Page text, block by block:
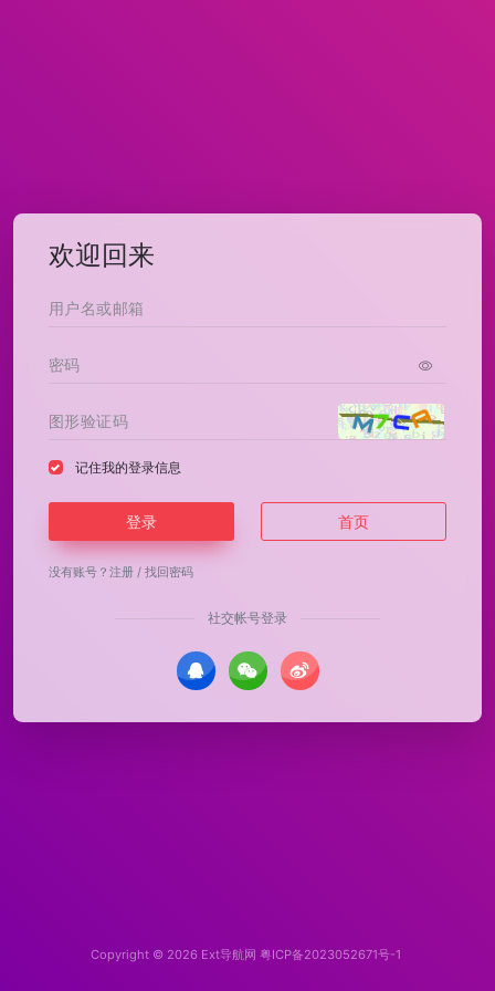
欢迎回来
记住我的登录信息
登录 首页
没有账号？ 注册 / 找回密码
社交帐号登录
Copyright © 2026 Ext导航网 粤ICP备2023052671号-1